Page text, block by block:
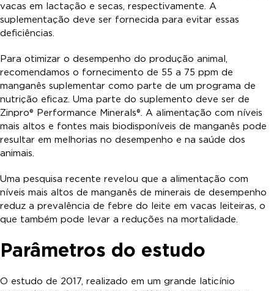
vacas em lactação e secas, respectivamente. A
suplementação deve ser fornecida para evitar essas
deficiências.
Para otimizar o desempenho do produção animal,
recomendamos o fornecimento de 55 a 75 ppm de
manganês suplementar como parte de um programa de
nutrição eficaz. Uma parte do suplemento deve ser de
Zinpro® Performance Minerals®. A alimentação com níveis
mais altos e fontes mais biodisponíveis de manganês pode
resultar em melhorias no desempenho e na saúde dos
animais.
Uma pesquisa recente revelou que a alimentação com
níveis mais altos de manganês de minerais de desempenho
reduz a prevalência de febre do leite em vacas leiteiras, o
que também pode levar a reduções na mortalidade.
Parâmetros do estudo
O estudo de 2017, realizado em um grande laticínio